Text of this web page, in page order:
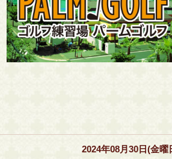
2024年08月30日(金曜